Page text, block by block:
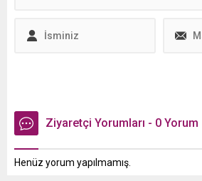
Ziyaretçi Yorumları - 0 Yorum
Henüz yorum yapılmamış.